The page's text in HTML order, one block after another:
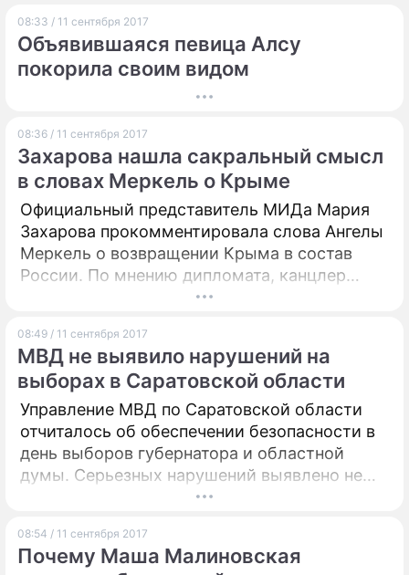
08:33 / 11 сентября 2017
Объявившаяся певица Алсу
покорила своим видом
08:36 / 11 сентября 2017
Захарова нашла сакральный смысл
в словах Меркель о Крыме
Официальный представитель МИДа Мария
Захарова прокомментировала слова Ангелы
Меркель о возвращении Крыма в состав
России. По мнению дипломата, канцлер
Германии косвенно признала, что
08:49 / 11 сентября 2017
МВД не выявило нарушений на
выборах в Саратовской области
Управление МВД по Саратовской области
отчиталось об обеспечении безопасности в
день выборов губернатора и областной
думы. Серьезных нарушений выявлено не
08:54 / 11 сентября 2017
Почему Маша Малиновская